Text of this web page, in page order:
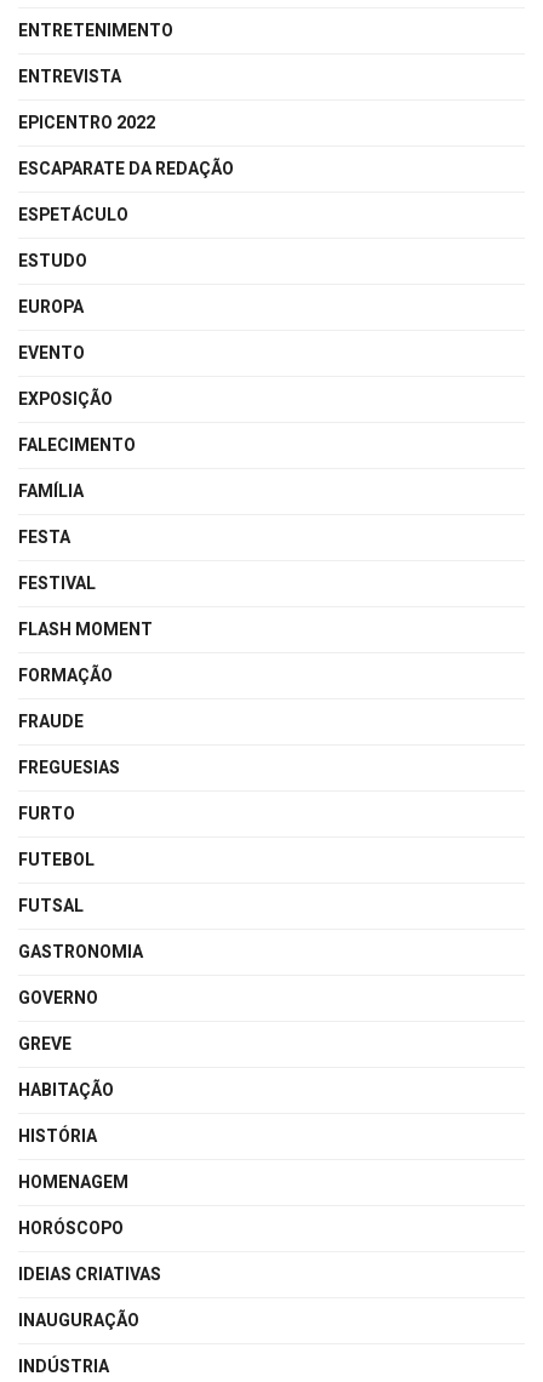
ENTRETENIMENTO
ENTREVISTA
EPICENTRO 2022
ESCAPARATE DA REDAÇÃO
ESPETÁCULO
ESTUDO
EUROPA
EVENTO
EXPOSIÇÃO
FALECIMENTO
FAMÍLIA
FESTA
FESTIVAL
FLASH MOMENT
FORMAÇÃO
FRAUDE
FREGUESIAS
FURTO
FUTEBOL
FUTSAL
GASTRONOMIA
GOVERNO
GREVE
HABITAÇÃO
HISTÓRIA
HOMENAGEM
HORÓSCOPO
IDEIAS CRIATIVAS
INAUGURAÇÃO
INDÚSTRIA